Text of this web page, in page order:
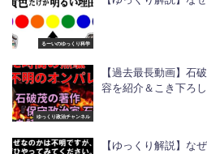
るーいのゆっくり科学
ゆっくり政治チャンネル
【過去最長動画】石
容を紹介＆こき下ろ
【ゆっくり解説】な